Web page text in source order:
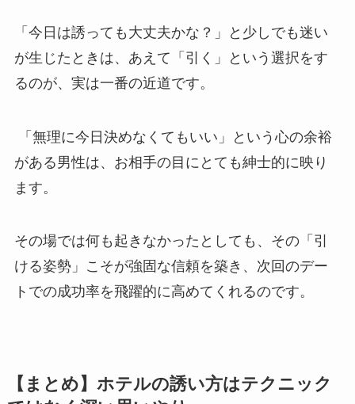
「今日は誘っても大丈夫かな？」と少しでも迷い
が生じたときは、あえて「引く」という選択をす
るのが、実は一番の近道です。
「無理に今日決めなくてもいい」という心の余裕
がある男性は、お相手の目にとても紳士的に映り
ます。
その場では何も起きなかったとしても、その「引
ける姿勢」こそが強固な信頼を築き、次回のデー
トでの成功率を飛躍的に高めてくれるのです。
【まとめ】ホテルの誘い方はテクニック